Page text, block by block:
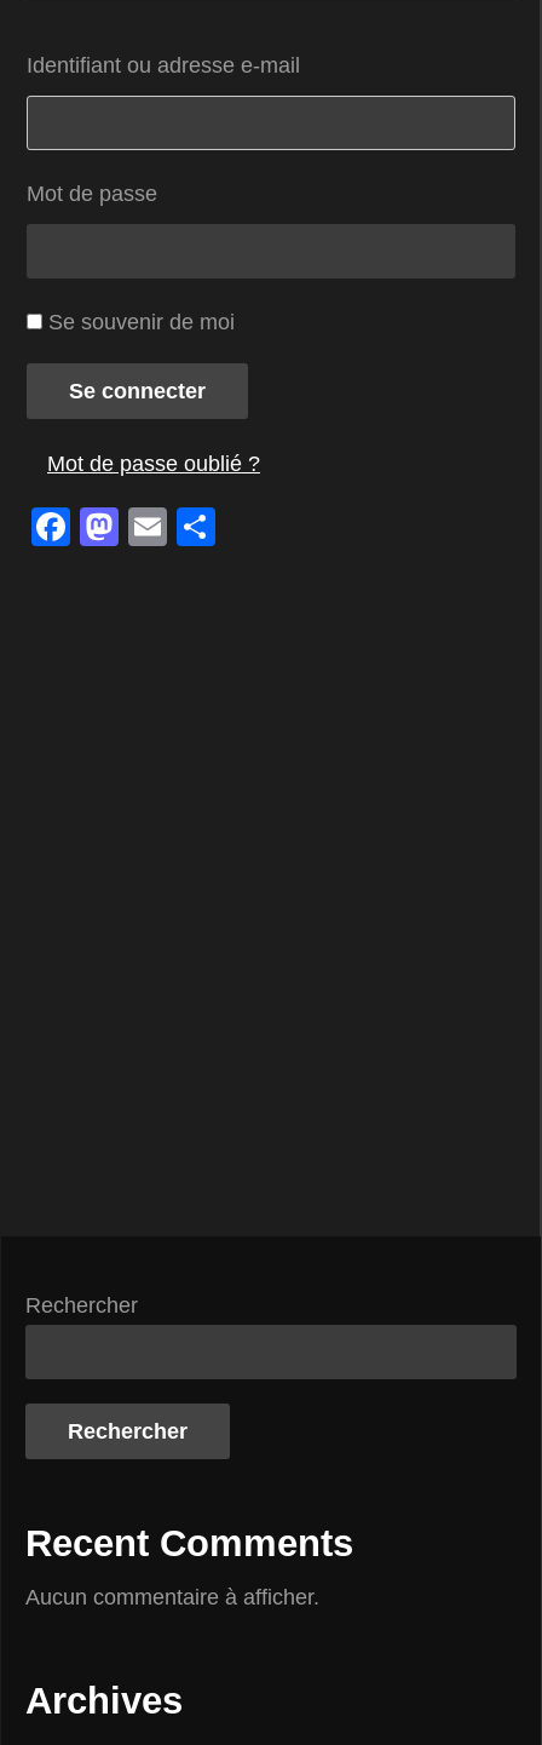
Identifiant ou adresse e-mail
Mot de passe
Se souvenir de moi
Se connecter
Mot de passe oublié ?
Facebook
Mastodon
Email
Rechercher
Rechercher
Recent Comments
Aucun commentaire à afficher.
Archives